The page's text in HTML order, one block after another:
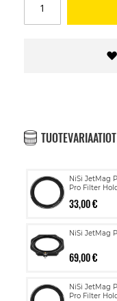
TUOTEVARIAATIOT
NiSi JetMag
Pro Filter
33,00 €
NiSi JetMag
69,00 €
NiSi JetMag
Pro Filter